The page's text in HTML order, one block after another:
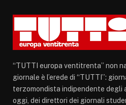
“TUTTI europa ventitrenta” non
giornale è l’erede di “TUTTI”:
terzomondista indipendente degli
oggi, dei direttori dei giornali